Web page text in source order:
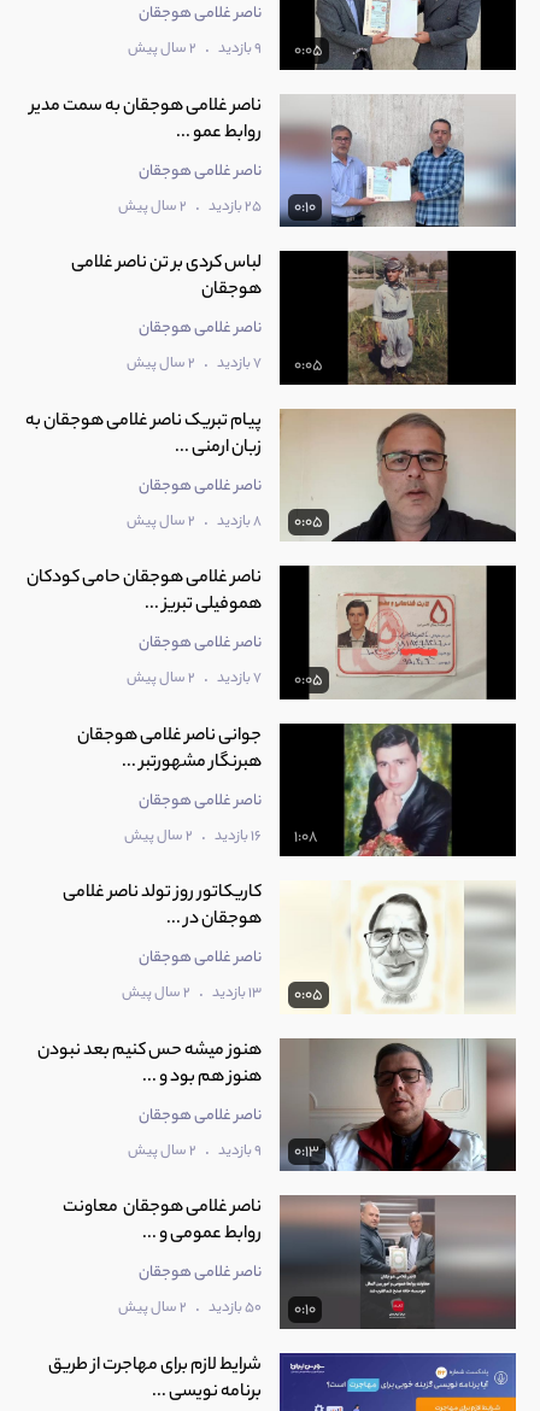
0:05
ناصر غلامی هوجقان
9 بازدید . 2 سال پیش
0:10
ناصر غلامی هوجقان به سمت مدیر
روابط عمو ...
ناصر غلامی هوجقان
25 بازدید . 2 سال پیش
0:05
لباس کردی بر تن ناصر غلامی
هوجقان
ناصر غلامی هوجقان
7 بازدید . 2 سال پیش
0:05
پیام تبریک ناصر غلامی هوجقان به
زبان ارمنی ...
ناصر غلامی هوجقان
8 بازدید . 2 سال پیش
0:05
ناصر غلامی هوجقان حامی کودکان
هموفیلی تبریز ...
ناصر غلامی هوجقان
7 بازدید . 2 سال پیش
1:08
جوانی ناصر غلامی هوجقان
هبرنگار مشهورتبر ...
ناصر غلامی هوجقان
16 بازدید . 2 سال پیش
0:05
کاریکاتور روز تولد ناصر غلامی
هوجقان در ...
ناصر غلامی هوجقان
13 بازدید . 2 سال پیش
0:13
هنوز میشه حس کنیم بعد نبودن
هنوز هم بود و ...
ناصر غلامی هوجقان
9 بازدید . 2 سال پیش
0:10
ناصر غلامی هوجقان معاونت
روابط عمومی و ...
ناصر غلامی هوجقان
50 بازدید . 2 سال پیش
شرایط لازم برای مهاجرت از طریق
برنامه نویسی ...